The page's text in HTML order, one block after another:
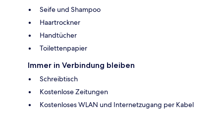
Seife und Shampoo
Haartrockner
Handtücher
Toilettenpapier
Immer in Verbindung bleiben
Schreibtisch
Kostenlose Zeitungen
Kostenloses WLAN und Internetzugang per Kabel